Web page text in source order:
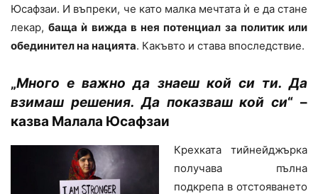
Юсафзаи. И въпреки, че като малка мечтата ѝ е да стане
лекар,баща ѝ вижда в нея потенциал за политик или
обединител на нацията. Какъвто и става впоследствие.
„Много е важно да знаеш кой си ти. Да
взимаш решения. Да показваш кой си“ –
казва Малала Юсафзаи
Крехката тийнейджърка
получава пълна
подкрепа в отстояването